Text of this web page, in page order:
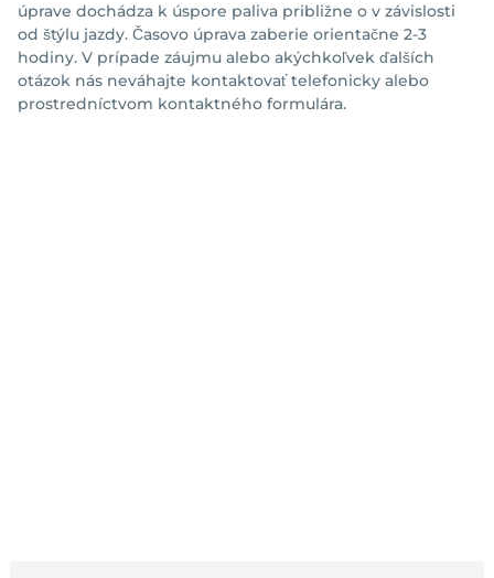
úprave dochádza k úspore paliva približne o v závislosti
od štýlu jazdy. Časovo úprava zaberie orientačne 2-3
hodiny. V prípade záujmu alebo akýchkoľvek ďalších
otázok nás neváhajte kontaktovať telefonicky alebo
prostredníctvom kontaktného formulára.